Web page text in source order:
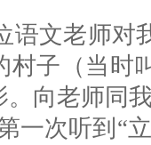
语文老师对
村子（当时
。向老师同
一次听到“